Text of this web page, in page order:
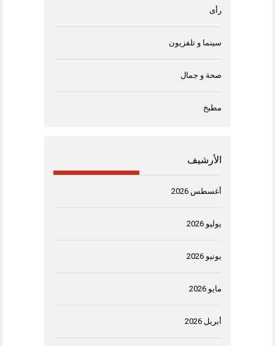
رأى
سينما و تلفزيون
صحة و جمال
مطبخ
الأرشيف
أغسطس 2026
يوليو 2026
يونيو 2026
مايو 2026
أبريل 2026